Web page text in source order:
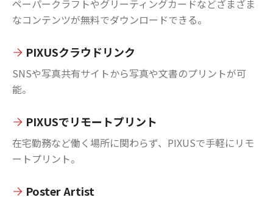
ペーパークラフトやグリーティングカードなどざまざま
なコンテンツが無料でダウンロードできる。
PIXUSクラウドリンク
SNSや写真共有サイトから写真や文書のプリントが可
能。
PIXUSでリモートプリント
在宅勤務など働く場所に関わらず、PIXUSで手軽にリモ
ートプリント。
Poster Artist